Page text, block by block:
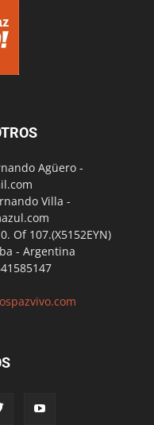
Agüero -
Villa -
Of 107.(X5152EYN)
- Argentina